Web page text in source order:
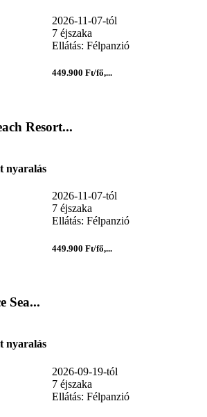
2026-11-07-tól
7 éjszaka
Ellátás: Félpanzió
449.900 Ft/fő,...
Resort...
nyaralás
2026-11-07-tól
7 éjszaka
Ellátás: Félpanzió
449.900 Ft/fő,...
Sea...
nyaralás
2026-09-19-tól
7 éjszaka
Ellátás: Félpanzió